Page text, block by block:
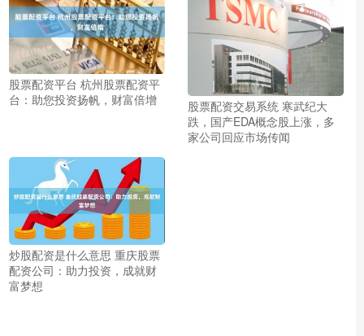
股票配资平台 杭州股票配资平
台：助您投资扬帆，财富倍增
股票配资交易系统 寒武纪大
跌，国产EDA概念股上涨，多
家公司回应市场传闻
炒股配资是什么意思 重庆股票
配资公司：助力投资，成就财
富梦想